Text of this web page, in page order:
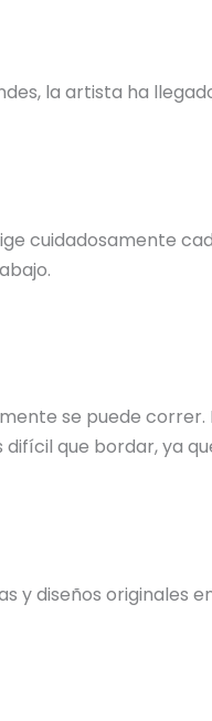
la artista ha
cuidadosamente
se puede
que bordar, ya
diseños originales